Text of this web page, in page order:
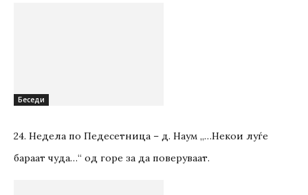
Беседи
24. Недела по Педесетница – д. Наум „…Некои луѓе
бараат чуда…“ од горе за да поверуваат.